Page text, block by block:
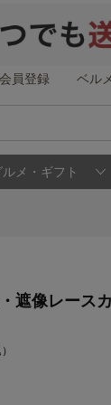
員登録 ベル
ルメ・ギフト
遮像レース